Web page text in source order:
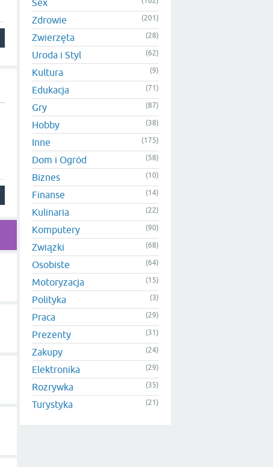
Zdrowie (201)
Zwierzęta (28)
Uroda i Styl (62)
Kultura (9)
Edukacja (71)
Gry (87)
Hobby (38)
Inne (175)
Dom i Ogród (58)
Biznes (10)
Finanse (14)
Kulinaria (22)
Komputery (90)
Związki (68)
Osobiste (64)
Motoryzacja (15)
Polityka (3)
Praca (29)
Prezenty (31)
Zakupy (24)
Elektronika (29)
Rozrywka (35)
Turystyka (21)